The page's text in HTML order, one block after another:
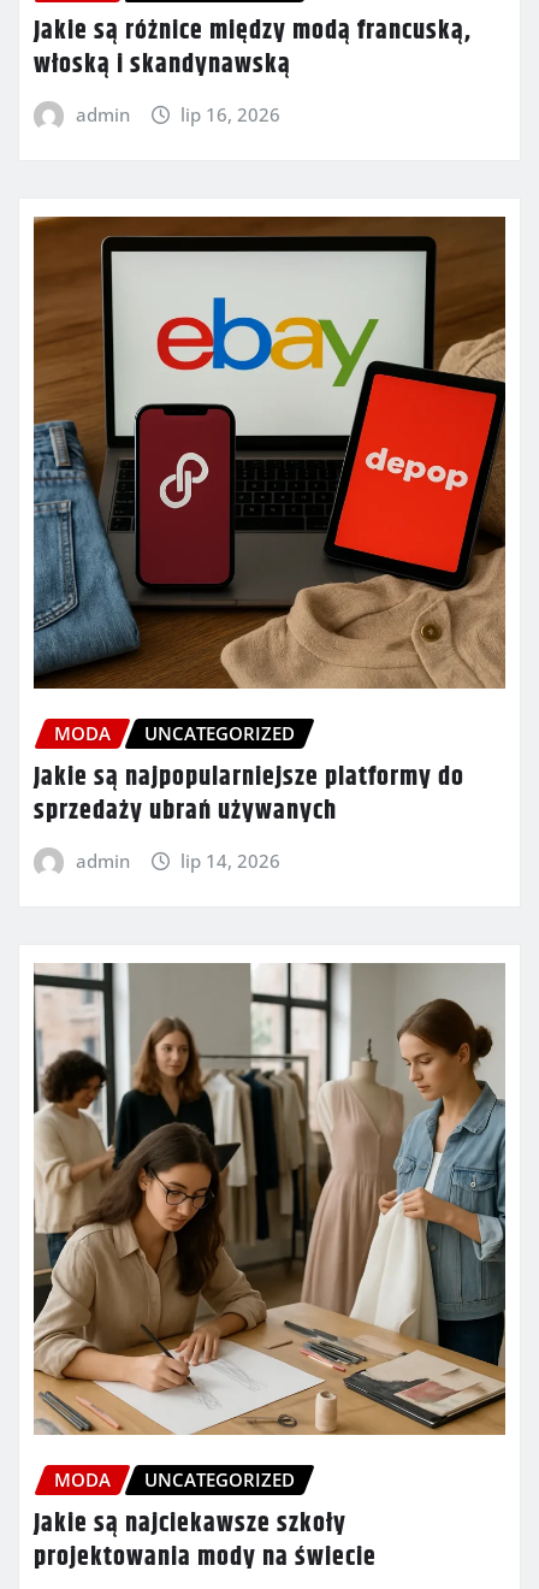
Jakie są różnice między modą francuską,
włoską i skandynawską
admin lip 16, 2026
MODA UNCATEGORIZED
Jakie są najpopularniejsze platformy do
sprzedaży ubrań używanych
admin lip 14, 2026
MODA UNCATEGORIZED
Jakie są najciekawsze szkoły
projektowania mody na świecie